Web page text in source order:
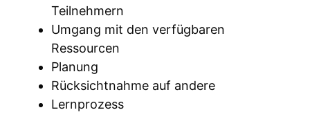
Teilnehmern
Umgang mit den verfügbaren
Ressourcen
Planung
Rücksichtnahme auf andere
Lernprozess